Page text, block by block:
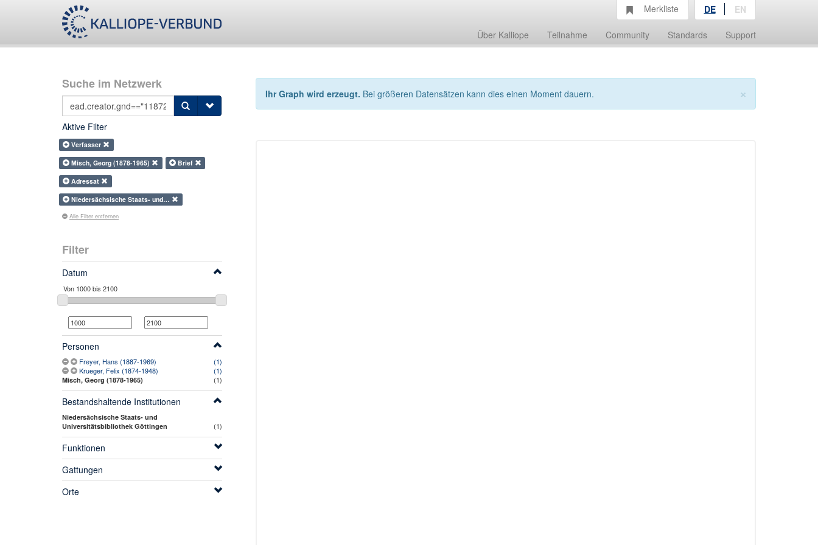
Über Kalliope Teilnahme Community Standards Support
Merkliste DE EN
Suche im Netzwerk
Aktive Filter
Verfasser
Misch, Georg (1878-1965)
Brief
Adressat
Niedersächsische Staats- und…
Alle Filter entfernen
Filter
Datum
Personen
Freyer, Hans (1887-1969)
(1)
Krueger, Felix (1874-1948)
(1)
Misch, Georg (1878-1965) (1)
Bestandshaltende Institutionen
Niedersächsische Staats- und
Universitätsbibliothek Göttingen
(1)
Funktionen
Gattungen
Orte
×
Ihr Graph wird erzeugt. Bei größeren Datensätzen kann dies einen Moment dauern.